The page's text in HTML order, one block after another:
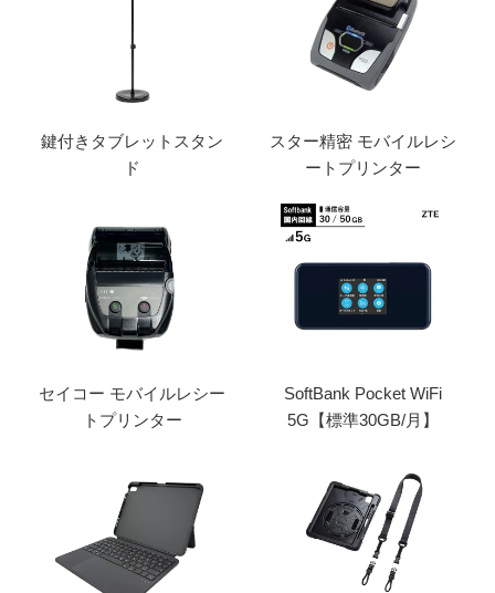
鍵付きタブレットスタン
ド
スター精密 モバイルレシ
ートプリンター
セイコー モバイルレシー
トプリンター
SoftBank Pocket WiFi
5G【標準30GB/月】